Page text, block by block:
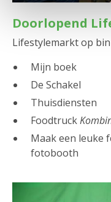
Doorlopend
Lifestylemarkt op
Mijn boek
De Schakel
Thuisdiensten
Foodtruck
Maak een leuke
fotobooth